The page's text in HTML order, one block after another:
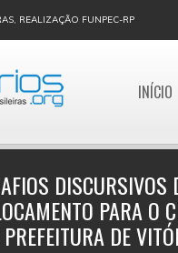
REALIZAÇÃO FUNPEC-RP
INÍCIO
DISCURSIVOS
PARA O
DE